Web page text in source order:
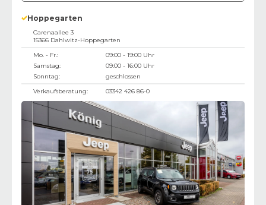
Hoppegarten
Carenaallee 3
15366 Dahlwitz-Hoppegarten
Mo. - Fr.:
09:00 - 19:00 Uhr
Samstag:
09:00 - 16:00 Uhr
Sonntag:
geschlossen
Verkaufsberatung:
03342 426 86-0